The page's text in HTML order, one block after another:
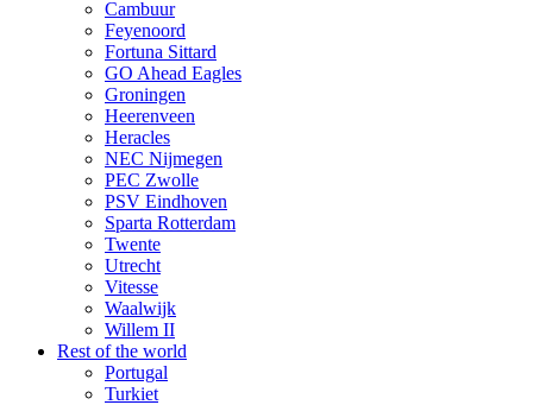
Cambuur
Feyenoord
Fortuna Sittard
GO Ahead Eagles
Groningen
Heerenveen
Heracles
NEC Nijmegen
PEC Zwolle
PSV Eindhoven
Sparta Rotterdam
Twente
Utrecht
Vitesse
Waalwijk
Willem II
Rest of the world
Portugal
Turkiet